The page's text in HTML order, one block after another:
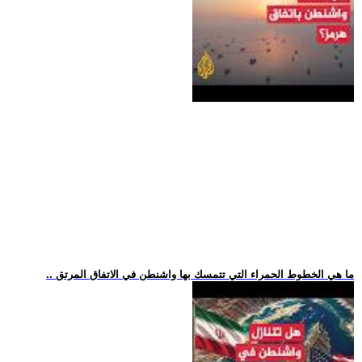
.. ما هي الخطوط الحمراء التي تتمسك بها واشنطن في الاتفاق المرتق